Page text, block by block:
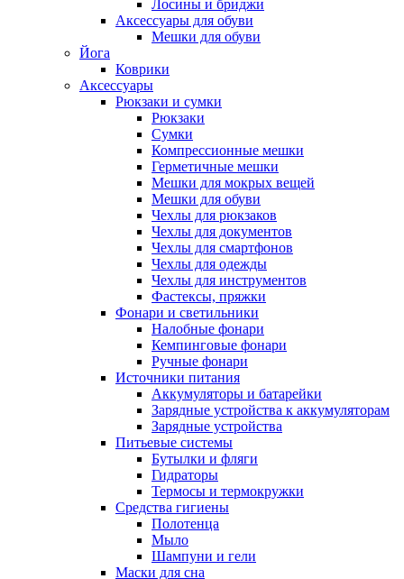
Лосины и бриджи
Аксессуары для обуви
Мешки для обуви
Йога
Коврики
Аксессуары
Рюкзаки и сумки
Рюкзаки
Сумки
Компрессионные мешки
Герметичные мешки
Мешки для мокрых вещей
Мешки для обуви
Чехлы для рюкзаков
Чехлы для документов
Чехлы для смартфонов
Чехлы для одежды
Чехлы для инструментов
Фастексы, пряжки
Фонари и светильники
Налобные фонари
Кемпинговые фонари
Ручные фонари
Источники питания
Аккумуляторы и батарейки
Зарядные устройства к аккумуляторам
Зарядные устройства
Питьевые системы
Бутылки и фляги
Гидраторы
Термосы и термокружки
Средства гигиены
Полотенца
Мыло
Шампуни и гели
Маски для сна